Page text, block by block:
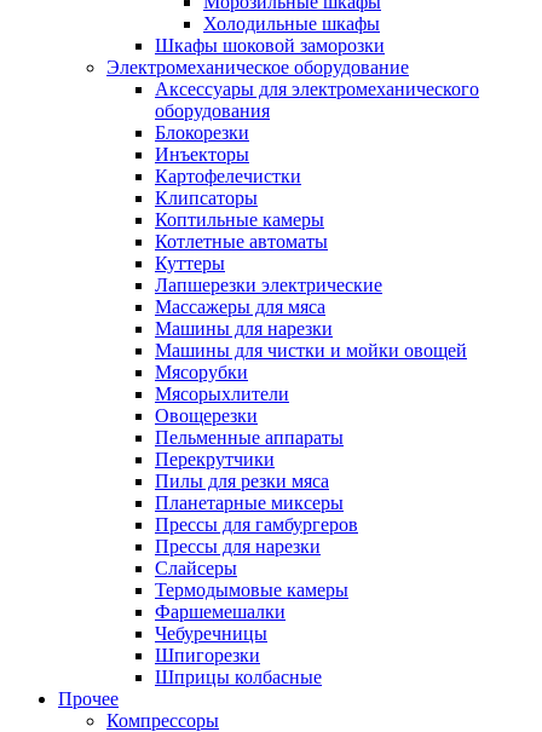
Холодильные шкафы
Шкафы шоковой заморозки
Электромеханическое оборудование
Аксессуары для электромеханического
оборудования
Блокорезки
Инъекторы
Картофелечистки
Клипсаторы
Коптильные камеры
Котлетные автоматы
Куттеры
Лапшерезки электрические
Массажеры для мяса
Машины для нарезки
Машины для чистки и мойки овощей
Мясорубки
Мясорыхлители
Овощерезки
Пельменные аппараты
Перекрутчики
Пилы для резки мяса
Планетарные миксеры
Прессы для гамбургеров
Прессы для нарезки
Слайсеры
Термодымовые камеры
Фаршемешалки
Чебуречницы
Шпигорезки
Шприцы колбасные
Прочее
Компрессоры